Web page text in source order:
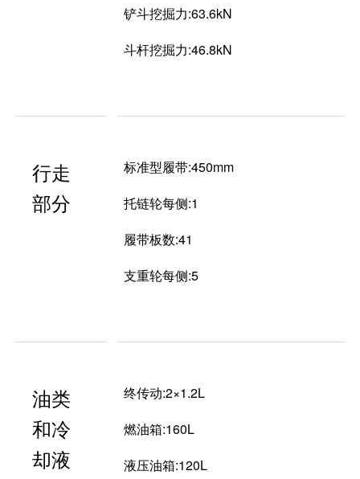
铲斗挖掘力:63.6kN
斗杆挖掘力:46.8kN
行走
部分
标准型履带:450mm
托链轮每侧:1
履带板数:41
支重轮每侧:5
油类
和冷
却液
终传动:2×1.2L
燃油箱:160L
液压油箱:120L